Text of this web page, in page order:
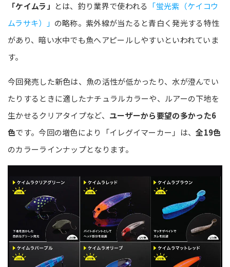
「ケイムラ」 とは、釣り業界で使われる 「蛍光紫（ケイコウ
ムラサキ）」 の略称。紫外線が当たると青白く発光する特性
があり、暗い水中でも魚へアピールしやすいといわれていま
す。
今回発売した新色は、魚の活性が低かったり、水が澄んでい
たりするときに適したナチュラルカラーや、ルアーの下地を
生かせるクリアタイプなど、 ユーザーから要望の多かった6
色です。今回の増色により「イレグイマーカー」は、全19色
のカラーラインナップとなります。